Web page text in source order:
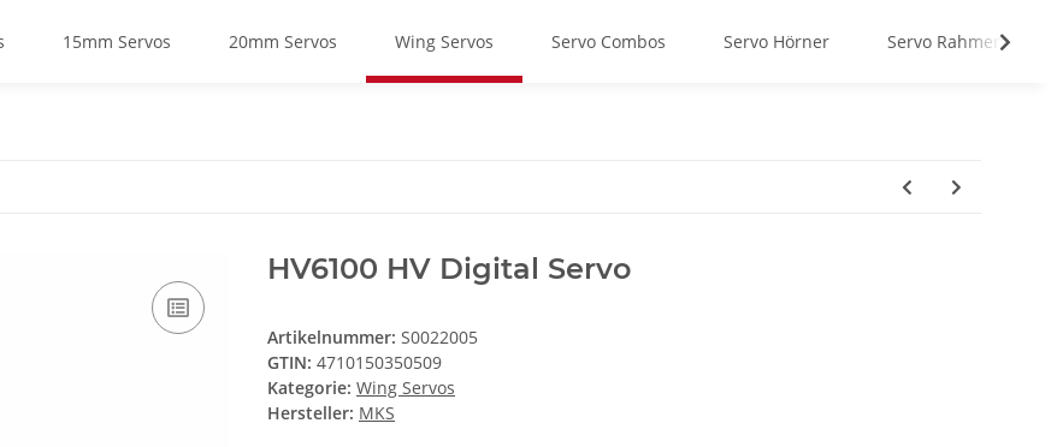
15mm Servos 20mm Servos Wing Servos Servo Combos Servo Hörner Servo Rahmen
HV6100 HV Digital Servo
Artikelnummer: S0022005
GTIN: 4710150350509
Kategorie: Wing Servos
Hersteller: MKS